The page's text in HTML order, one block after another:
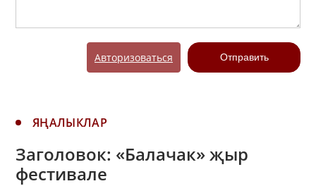
Авторизоваться Отправить
ЯҢАЛЫКЛАР
Заголовок: «Балачак» җыр
фестивале